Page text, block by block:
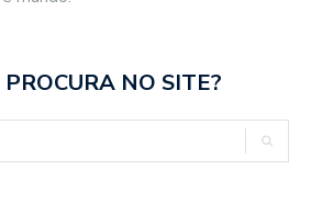
NO SITE?